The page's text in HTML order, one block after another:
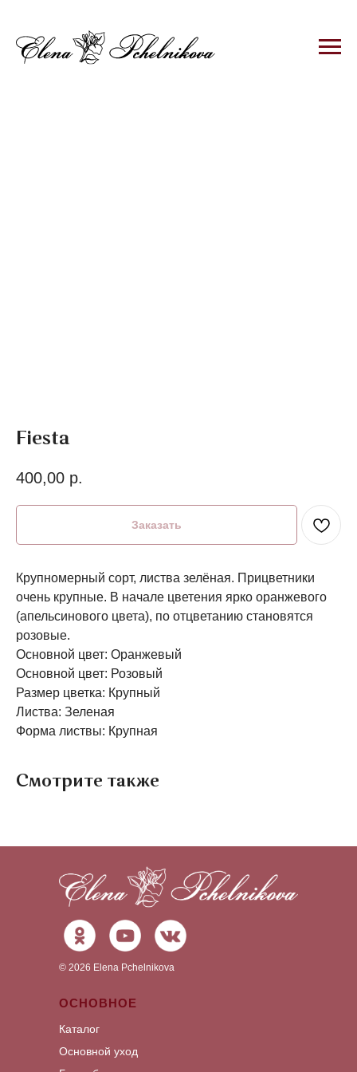
Fiesta
400,00 р.
Заказать
Крупномерный сорт, листва зелёная. Прицветники
очень крупные. В начале цветения ярко оранжевого
(апельсинового цвета), по отцветанию становятся
розовые.
Основной цвет: Оранжевый
Основной цвет: Розовый
Размер цветка: Крупный
Листва: Зеленая
Форма листвы: Крупная
Смотрите также
ОСНОВНОЕ
Каталог
Основной уход
© 2026 Elena Pchelnikova